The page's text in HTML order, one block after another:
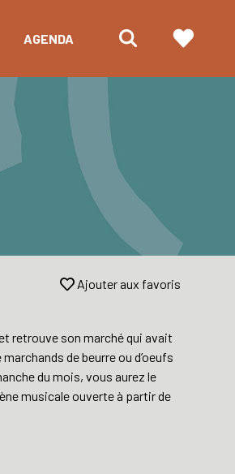
AGENDA
Ajouter aux favoris
retrouve son marché qui avait
de beurre ou d’oeufs
du mois, vous aurez le
musicale ouverte à partir de